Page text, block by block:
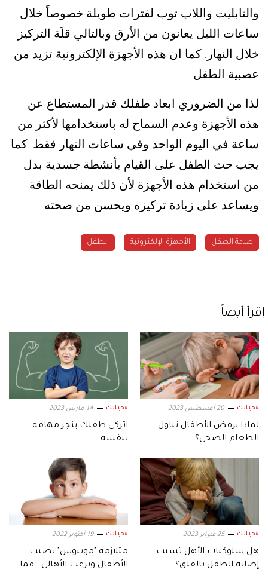
والتابليت واللاب توب لفترات طويلة خصوصاً خلال
ساعات الليل يعانون من الأرق وبالتالي قلَة التركيز
خلال النهار . كما ان هذه الأجهزة الإلكترونية تزيد من
عصبية الطفل.
لذا من الضروري ابعاد طفلك قدر المستطاع عن
هذه الأجهزة وعدم السماح له باستخدامها لأكثر من
ساعة في اليوم الواحد وفي ساعات النهار فقط. كما
يجب حث الطفل على القيام بأنشطة جسدية بدل
من استخدام هذه الأجهزة لأن ذلك يمنحه الطاقة
ويساعد على زيادة تركيزه ويحسن من صحته.
صحة الطفل الأجهزة الإلكترونية الطفل
إقرأ أيضاً
#حياتك 20 أغسطس 2023
لماذا يرفض الأطفال تناول
الطعام الصحي؟
#حياتك 14 مارس 2023
اتركي طفلك ينجز مهامه
بنفسه
#حياتك 25 فبراير 2023
هل سلوكيات الأهل تسبب
إصابة الطفل بالقلق؟
#حياتك 19 أكتوبر 2022
متلازمة "موبيوس" تصيب
الأطفال وترعب الأهالي.. فما